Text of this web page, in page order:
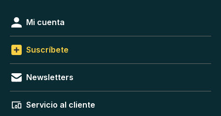
Mi cuenta
Suscríbete
Newsletters
Servicio al cliente